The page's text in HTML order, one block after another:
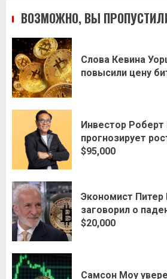
ВОЗМОЖНО, ВЫ
Слова Кевина
повысили цену
Инвестор Роберт
прогнозирует
$95,000
Экономист
заговорил о
$20,000
Самсон Моу